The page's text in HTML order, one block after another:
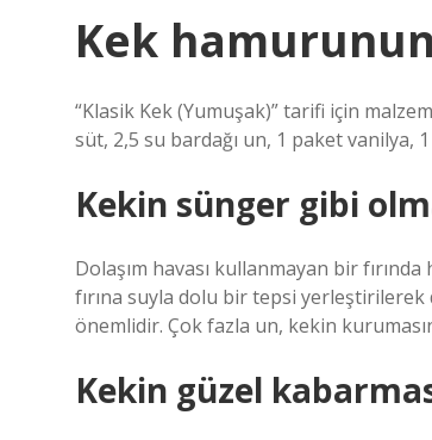
Kek
“Klasik Kek (Yumuşak)” tarifi için
süt, 2,5 su bardağı un, 1 paket vanilya,
Kekin sünger gibi
Dolaşım havası kullanmayan bir
fırına suyla dolu bir tepsi yerleştirilerek
önemlidir. Çok fazla un, kekin
Kekin güzel